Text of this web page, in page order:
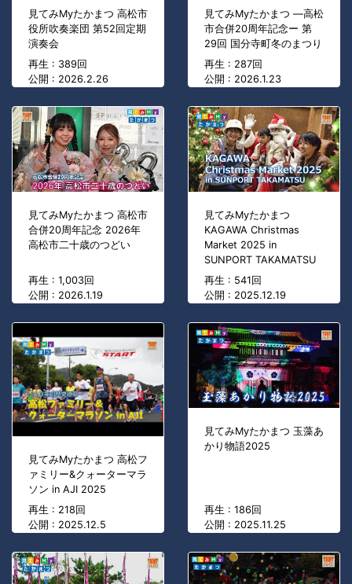
見てみMyたかまつ 高松市
役所吹奏楽団 第52回定期
演奏会
再生 : 389回
公開 : 2026.2.26
見てみMyたかまつ ―高松
市合併20周年記念ー 第
29回 国分寺町冬のまつり
再生 : 287回
公開 : 2026.1.23
見てみMyたかまつ 高松市
合併20周年記念 2026年
高松市二十歳のつどい
再生 : 1,003回
公開 : 2026.1.19
見てみMyたかまつ
KAGAWA Christmas
Market 2025 in
SUNPORT TAKAMATSU
再生 : 541回
公開 : 2025.12.19
見てみMyたかまつ 高松フ
ァミリー&クォーターマラ
ソン in AJI 2025
再生 : 218回
公開 : 2025.12.5
見てみMyたかまつ 玉藻あ
かり物語2025
再生 : 186回
公開 : 2025.11.25